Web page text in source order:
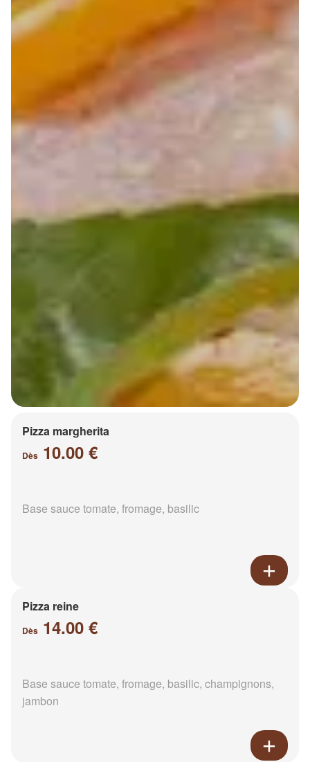
Pizza margherita
Dès 10.00 €
Base sauce tomate, fromage, basilic
Pizza reine
Dès 14.00 €
Base sauce tomate, fromage, basilic, champignons,
jambon